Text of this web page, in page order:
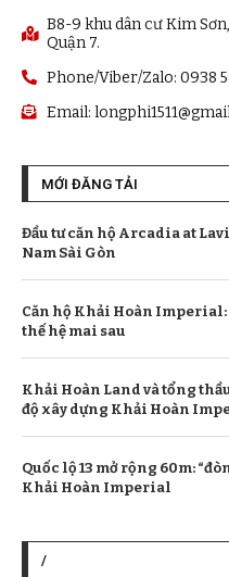
B8-9 khu dân cư Kim
Quận 7.
Phone/Viber/Zalo: 0938
Email:
MỚI ĐĂNG TẢI
Đầu tư căn hộ Arcadia at
Nam Sài Gòn
Căn hộ Khải Hoàn
thế hệ mai sau
Khải Hoàn Land và tổng
độ xây dựng Khải Hoàn
Quốc lộ 13 mở rộng 60m:
Khải Hoàn Imperial
/